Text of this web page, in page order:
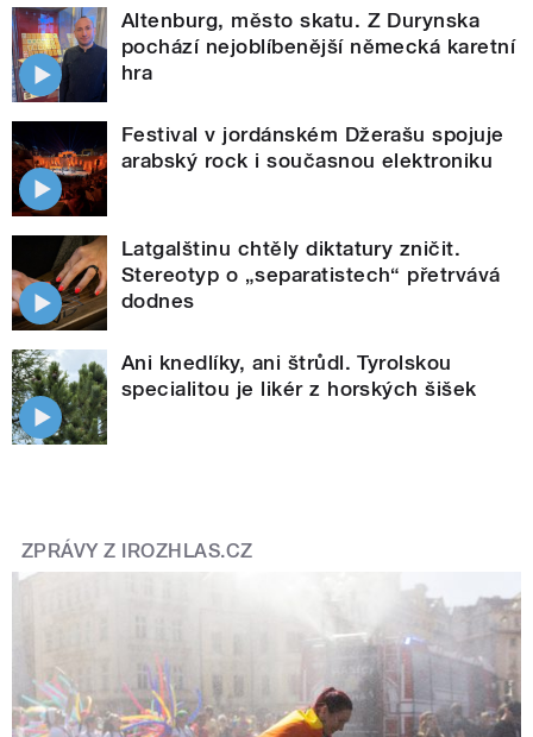
Altenburg, město skatu. Z Durynska
pochází nejoblíbenější německá karetní
hra
Festival v jordánském Džerašu spojuje
arabský rock i současnou elektroniku
Latgalštinu chtěly diktatury zničit.
Stereotyp o „separatistech“ přetrvává
dodnes
Ani knedlíky, ani štrůdl. Tyrolskou
specialitou je likér z horských šišek
ZPRÁVY Z IROZHLAS.CZ